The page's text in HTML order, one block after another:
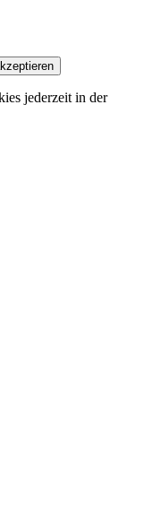
jederzeit in der